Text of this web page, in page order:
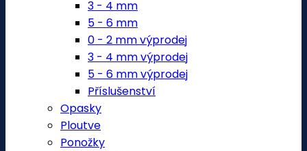
3 - 4 mm
5 - 6 mm
0 - 2 mm výprodej
3 - 4 mm výprodej
5 - 6 mm výprodej
Příslušenství
Opasky
Ploutve
Ponožky